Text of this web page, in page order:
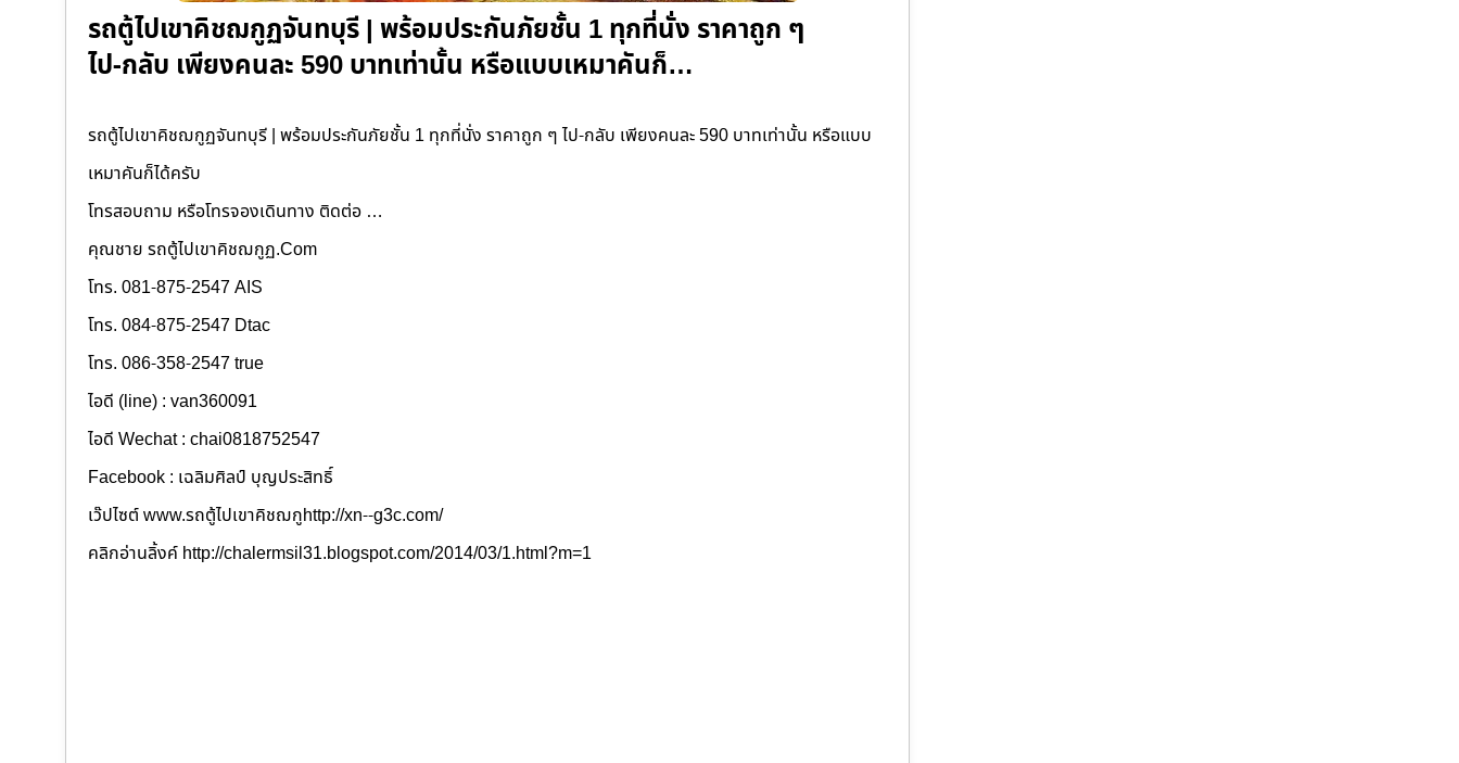
รถตู้ไปเขาคิชฌกูฏจันทบุรี | พร้อมประกันภัยชั้น 1 ทุกที่นั่ง ราคาถูก ๆ
ไป-กลับ เพียงคนละ 590 บาทเท่านั้น หรือแบบเหมาคันก็…
รถตู้ไปเขาคิชฌกูฏจันทบุรี | พร้อมประกันภัยชั้น 1 ทุกที่นั่ง ราคาถูก ๆ ไป-กลับ เพียงคนละ 590 บาทเท่านั้น หรือแบบ
เหมาคันก็ได้ครับ
โทรสอบถาม หรือโทรจองเดินทาง ติดต่อ …
คุณชาย รถตู้ไปเขาคิชฌกูฏ.Com
โทร. 081-875-2547 AIS
โทร. 084-875-2547 Dtac
โทร. 086-358-2547 true
ไอดี (line) : van360091
ไอดี Wechat : chai0818752547
Facebook : เฉลิมศิลป์ บุญประสิทธิ์
เว๊ปไซต์ www.รถตู้ไปเขาคิชฌกูhttp://xn--g3c.com/
คลิกอ่านลิ้งค์ http://chalermsil31.blogspot.com/2014/03/1.html?m=1